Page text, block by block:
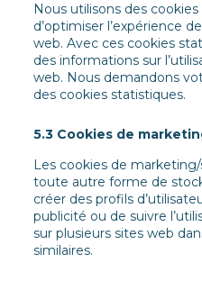
Nous utilisons des
d’optimiser l’expérience
web. Avec ces cookies
des informations sur
web. Nous demandons
des cookies statistiques.
5.3 Cookies de
Les cookies de
toute autre forme de
créer des profils
publicité ou de suivre
sur plusieurs sites web
similaires.